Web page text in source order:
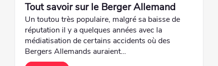
Tout savoir sur le Berger Allemand
Un toutou très populaire, malgré sa baisse de
réputation il y a quelques années avec la
médiatisation de certains accidents où des
Bergers Allemands auraient…